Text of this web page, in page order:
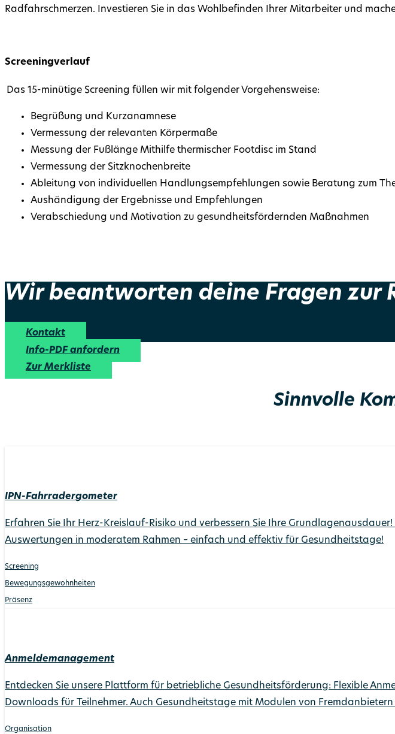
Radfahrschmerzen. Investieren Sie in das Wohlbefinden Ihrer Mitarbeiter und
Screeningverlauf
Das 15-minütige Screening füllen wir mit folgender Vorgehensweise:
Begrüßung und Kurzanamnese
Vermessung der relevanten Körpermaße
Messung der Fußlänge Mithilfe thermischer Footdisc im Stand
Vermessung der Sitzknochenbreite
Ableitung von individuellen Handlungsempfehlungen sowie Beratung zum
Aushändigung der Ergebnisse und Empfehlungen
Verabschiedung und Motivation zu gesundheitsfördernden Maßnahmen
Wir beantworten deine Fragen zur
Kontakt
Info-PDF anfordern
Zur Merkliste
Sinnvolle
IPN-Fahrradergometer
Erfahren Sie Ihr Herz-Kreislauf-Risiko und verbessern Sie Ihre
Auswertungen in moderatem Rahmen – einfach und effektiv für Gesundheitstage!
Screening
Bewegungs­gewohnheiten
Präsenz
Anmeldemanagement
Entdecken Sie unsere Plattform für betriebliche Gesundheitsförderung: Flexible
Downloads für Teilnehmer. Auch Gesundheitstage mit Modulen von
Organisation